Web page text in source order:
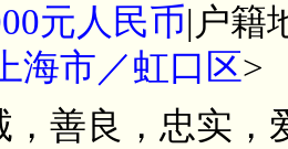
元人民币|户籍
海市／虹口区>
，善良，忠实，